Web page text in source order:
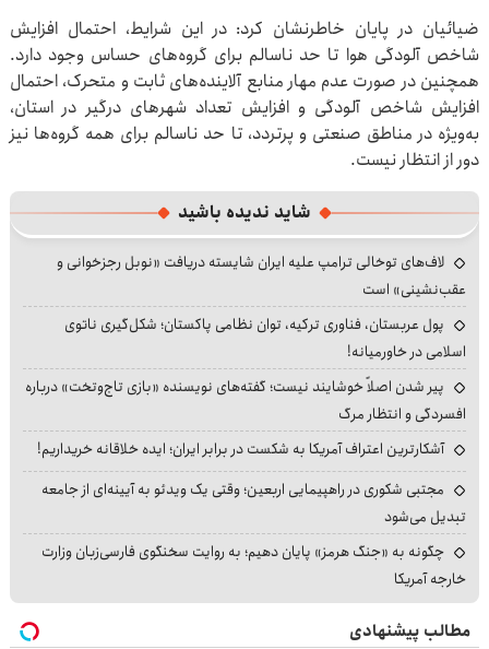
ضیائیان در پایان خاطرنشان کرد: در این شرایط، احتمال افزایش
شاخص آلودگی هوا تا حد ناسالم برای گروه‌های حساس وجود دارد.
همچنین در صورت عدم مهار منابع آلاینده‌های ثابت و متحرک، احتمال
افزایش شاخص آلودگی و افزایش تعداد شهرهای درگیر در استان،
به‌ویژه در مناطق صنعتی و پرتردد، تا حد ناسالم برای همه گروه‌ها نیز
دور از انتظار نیست.
شاید ندیده باشید
لاف‌های توخالی ترامپ علیه ایران شایسته دریافت «نوبل رجزخوانی و
عقب‌نشینی» است
پول عربستان، فناوری ترکیه، توان نظامی پاکستان؛ شکل‌گیری ناتوی
اسلامی در خاورمیانه!
پیر شدن اصلاً خوشایند نیست؛ گفته‌های نویسنده «بازی تاج‌وتخت» درباره
افسردگی و انتظار مرگ
آشکارترین اعتراف آمریکا به شکست در برابر ایران؛ ایده خلاقانه خریداریم!
مجتبی شکوری در راهپیمایی اربعین؛ وقتی یک ویدئو به آیینه‌ای از جامعه
تبدیل می‌شود
چگونه به «جنگ هرمز» پایان دهیم؛ به روایت سخنگوی فارسی‌زبان وزارت
خارجه آمریکا
مطالب پیشنهادی